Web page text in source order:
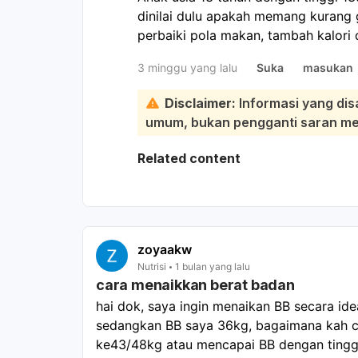
dinilai dulu apakah memang
perbaiki pola makan, tambah
atau gizi untuk menilai pertumbuhan
Untuk menaikkan berat badan,
tingkatkan kualitas dan jumlah
camilan, tambah lemak sehat
kacangan, tambah protein seperti
pertumbuhan tinggi protein dan
Weight Gain Child, Frisian Flag
Pilih sesuai usia dan cek
nutrisi penting lain. Jika anak sulit
membantu nafsu makan. Namun,
makan belum diperbaiki. Kalau
pertumbuhannya jauh di bawah
langsung agar bisa dihitung
3 minggu yang lalu Suka masukan
Disclaimer: Informasi yang
umum, bukan pengganti saran
Related content
zoyaakw
Nutrisi 1 bulan yang lalu
cara menaikkan berat badan
hai dok, saya ingin menaikan BB secara
sedangkan BB saya 36kg, bagaimana kah
ke43/48kg atau mencapai BB dengan